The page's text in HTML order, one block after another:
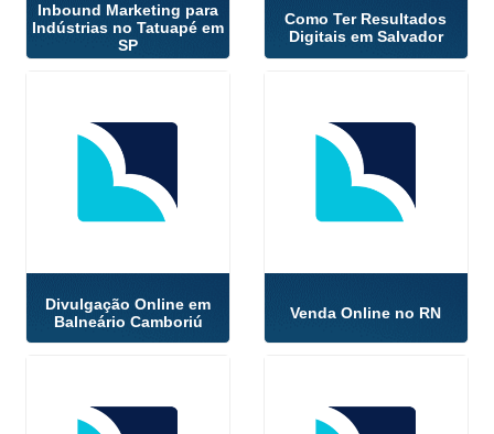
Inbound Marketing para
Indústrias no Tatuapé em
SP
Como Ter Resultados
Digitais em Salvador
Divulgação Online em
Balneário Camboriú
Venda Online no RN